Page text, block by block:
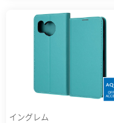
イングレム